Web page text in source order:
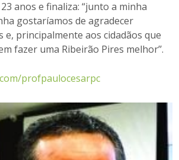
anos e finaliza: “junto a minha
gostaríamos de agradecer
e, principalmente aos cidadãos que
fazer uma Ribeirão Pires melhor’’.
profpaulocesarpc